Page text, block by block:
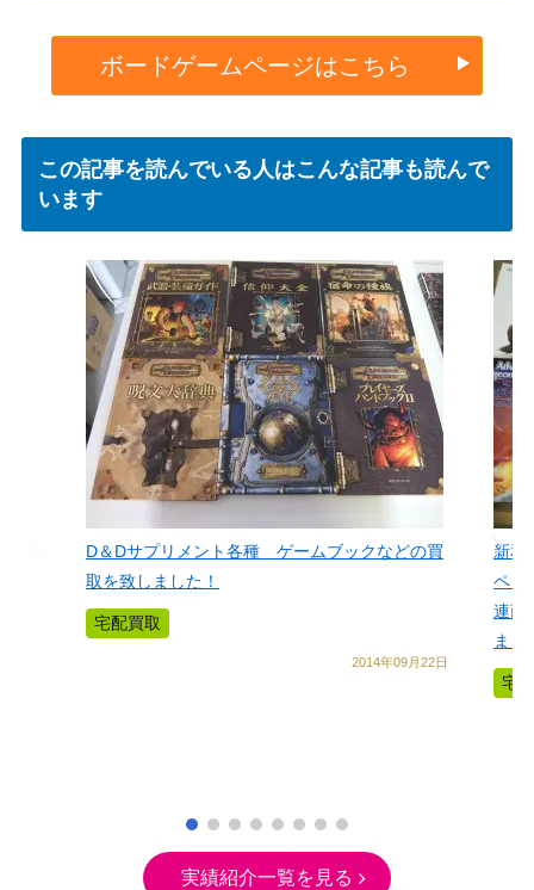
ボードゲームページはこちら
この記事を読んでいる人はこんな記事も読んで
います
D＆Dサプリメント各種 ゲームブックなどの買
取を致しました！
宅配買取
2014年09月22日
新和
ペン
連商
まし
宅
実績紹介一覧を見る